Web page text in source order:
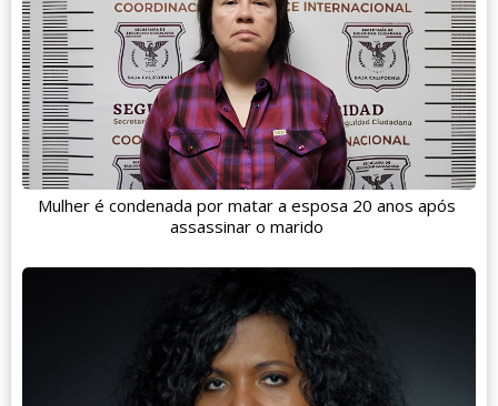
Mulher é condenada por matar a esposa 20 anos após
assassinar o marido